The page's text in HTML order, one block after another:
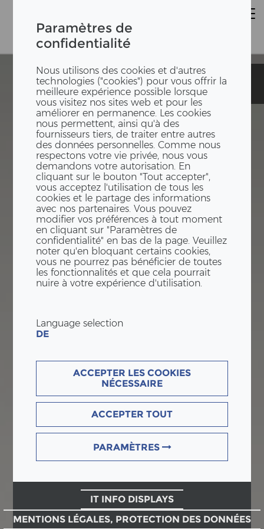
Paramètres de
confidentialité
Nous utilisons des cookies et d'autres
technologies ("cookies") pour vous offrir la
meilleure expérience possible lorsque
vous visitez nos sites web et pour les
améliorer en permanence. Les cookies
nous permettent, ainsi qu'à des
fournisseurs tiers, de traiter entre autres
des données personnelles. Comme nous
respectons votre vie privée, nous vous
demandons votre autorisation. En
cliquant sur le bouton "Tout accepter",
vous acceptez l'utilisation de tous les
cookies et le partage des informations
avec nos partenaires. Vous pouvez
modifier vos préférences à tout moment
en cliquant sur "Paramètres de
confidentialité" en bas de la page. Veuillez
noter qu'en bloquant certains cookies,
vous ne pourrez pas bénéficier de toutes
les fonctionnalités et que cela pourrait
nuire à votre expérience d'utilisation.
Language selection
DE
ACCEPTER LES COOKIES
NÉCESSAIRE
ACCEPTER TOUT
PARAMÈTRES
IT INFO DISPLAYS
MENTIONS LÉGALES, PROTECTION DES DONNÉES
Umbau
Einfamilienhaus
Umbau
Einfamilienhaus